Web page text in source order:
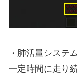
・肺活量システ
一定時間に走り